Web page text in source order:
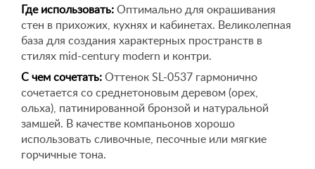
Где использовать: Оптимально для окрашивания
стен в прихожих, кухнях и кабинетах. Великолепная
база для создания характерных пространств в
стилях mid-century modern и контри.
С чем сочетать: Оттенок SL-0537 гармонично
сочетается со среднетоновым деревом (орех,
ольха), патинированной бронзой и натуральной
замшей. В качестве компаньонов хорошо
использовать сливочные, песочные или мягкие
горчичные тона.